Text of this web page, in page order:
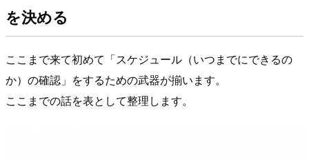
を決める
ここまで来て初めて「スケジュール（いつまでにできるの
か）の確認」をするための武器が揃います。
ここまでの話を表として整理します。